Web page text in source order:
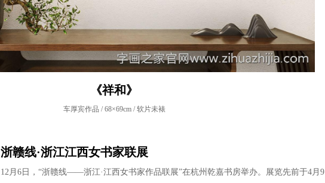
《祥和》
车厚宾作品 / 68×69cm / 软片未裱
浙赣线·浙江江西女书家联展
12月6日，“浙赣线——浙江·江西女书家作品联展”在杭州乾嘉书房举办。展览先前于4月9